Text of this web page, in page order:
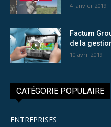
4 janvier 2019
Factum
de la
10 avril 2019
CATÉGORIE POPULAIRE
ENTREPRISES